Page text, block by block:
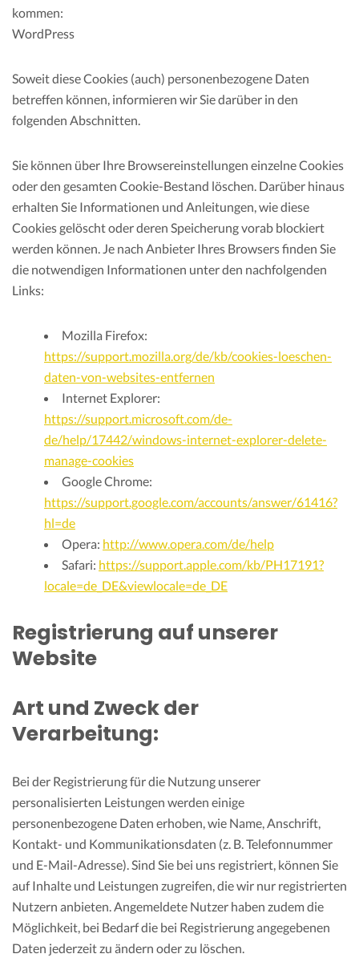
kommen:
WordPress
Soweit diese Cookies (auch) personenbezogene Daten
betreffen können, informieren wir Sie darüber in den
folgenden Abschnitten.
Sie können über Ihre Browsereinstellungen einzelne Cookies
oder den gesamten Cookie-Bestand löschen. Darüber hinaus
erhalten Sie Informationen und Anleitungen, wie diese
Cookies gelöscht oder deren Speicherung vorab blockiert
werden können. Je nach Anbieter Ihres Browsers finden Sie
die notwendigen Informationen unter den nachfolgenden
Links:
Mozilla Firefox:
https://support.mozilla.org/de/kb/cookies-loeschen-
daten-von-websites-entfernen
Internet Explorer:
https://support.microsoft.com/de-
de/help/17442/windows-internet-explorer-delete-
manage-cookies
Google Chrome:
https://support.google.com/accounts/answer/61416?
hl=de
Opera: http://www.opera.com/de/help
Safari: https://support.apple.com/kb/PH17191?
locale=de_DE&viewlocale=de_DE
Registrierung auf unserer
Website
Art und Zweck der
Verarbeitung:
Bei der Registrierung für die Nutzung unserer
personalisierten Leistungen werden einige
personenbezogene Daten erhoben, wie Name, Anschrift,
Kontakt- und Kommunikationsdaten (z. B. Telefonnummer
und E-Mail-Adresse). Sind Sie bei uns registriert, können Sie
auf Inhalte und Leistungen zugreifen, die wir nur registrierten
Nutzern anbieten. Angemeldete Nutzer haben zudem die
Möglichkeit, bei Bedarf die bei Registrierung angegebenen
Daten jederzeit zu ändern oder zu löschen.